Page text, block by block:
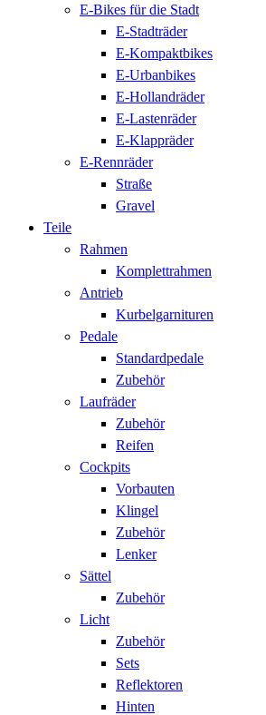
E-Bikes für die Stadt
E-Stadträder
E-Kompaktbikes
E-Urbanbikes
E-Hollandräder
E-Lastenräder
E-Klappräder
E-Rennräder
Straße
Gravel
Teile
Rahmen
Komplettrahmen
Antrieb
Kurbelgarnituren
Pedale
Standardpedale
Zubehör
Laufräder
Zubehör
Reifen
Cockpits
Vorbauten
Klingel
Zubehör
Lenker
Sättel
Zubehör
Licht
Zubehör
Sets
Reflektoren
Hinten